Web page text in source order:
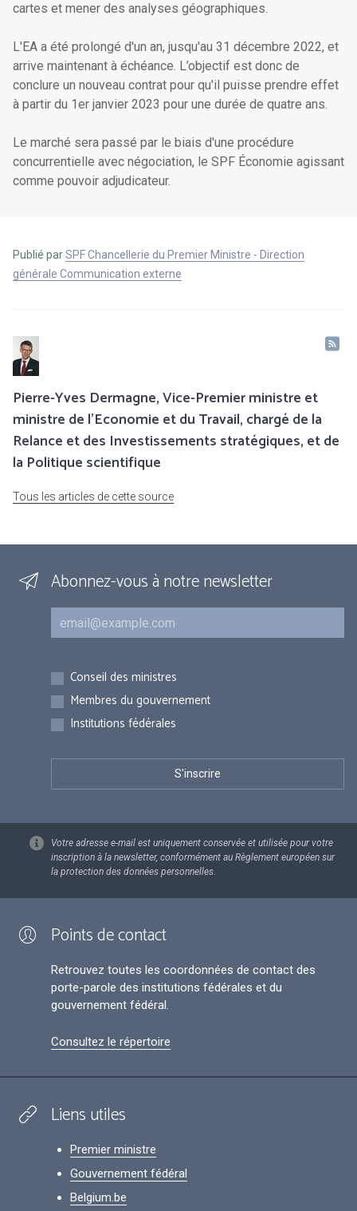
cartes et mener des analyses géographiques.
L'EA a été prolongé d'un an, jusqu'au 31 décembre 2022, et
arrive maintenant à échéance. L’objectif est donc de
conclure un nouveau contrat pour qu'il puisse prendre effet
à partir du 1er janvier 2023 pour une durée de quatre ans.
Le marché sera passé par le biais d'une procédure
concurrentielle avec négociation, le SPF Économie agissant
comme pouvoir adjudicateur.
Publié parSPF Chancellerie du Premier Ministre - Direction
générale Communication externe
Pierre-Yves Dermagne, Vice-Premier ministre et
ministre de l’Economie et du Travail, chargé de la
Relance et des Investissements stratégiques, et de
la Politique scientifique
Tous les articles de cette source
Abonnez-vous à notre newsletter
Courriel
Inscriptions
Conseil des ministres
Membres du gouvernement
Institutions fédérales
Votre adresse e-mail est uniquement conservée et utilisée pour votre
inscription à la newsletter, conformément au Règlement européen sur
la protection des données personnelles.
Points de contact
Retrouvez toutes les coordonnées de contact des
porte-parole des institutions fédérales et du
gouvernement fédéral.
Consultez le répertoire
Liens utiles
Premier ministre
Gouvernement fédéral
Belgium.be